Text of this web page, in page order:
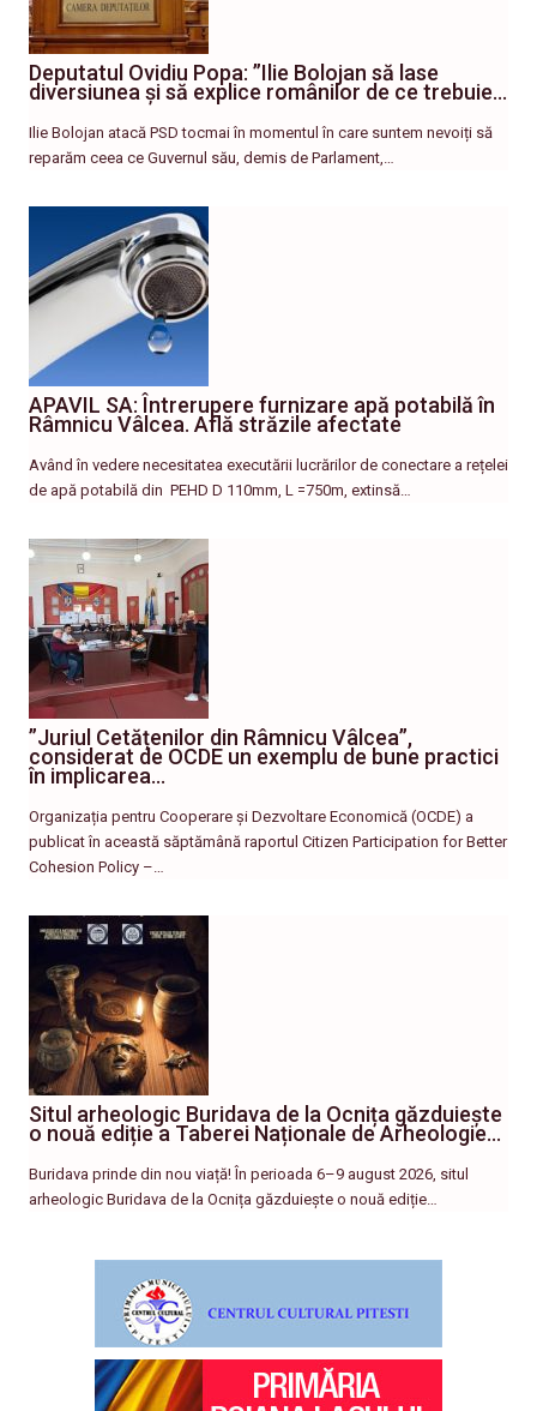
Deputatul Ovidiu Popa: ”Ilie Bolojan să lase
diversiunea și să explice românilor de ce trebuie…
Ilie Bolojan atacă PSD tocmai în momentul în care suntem nevoiți să
reparăm ceea ce Guvernul său, demis de Parlament,…
APAVIL SA: Întrerupere furnizare apă potabilă în
Râmnicu Vâlcea. Află străzile afectate
Având în vedere necesitatea executării lucrărilor de conectare a rețelei
de apă potabilă din PEHD D 110mm, L =750m, extinsă…
”Juriul Cetățenilor din Râmnicu Vâlcea”,
considerat de OCDE un exemplu de bune practici
în implicarea…
Organizația pentru Cooperare și Dezvoltare Economică (OCDE) a
publicat în această săptămână raportul Citizen Participation for Better
Cohesion Policy –…
Situl arheologic Buridava de la Ocnița găzduiește
o nouă ediție a Taberei Naționale de Arheologie…
Buridava prinde din nou viață! În perioada 6–9 august 2026, situl
arheologic Buridava de la Ocnița găzduiește o nouă ediție…